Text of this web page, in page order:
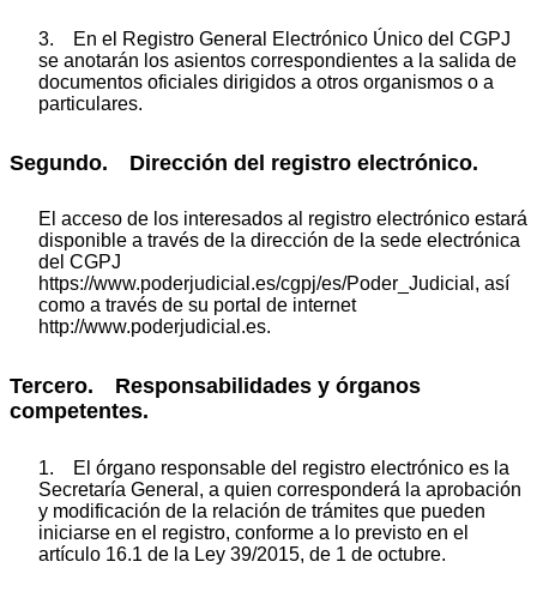
3. En el Registro General Electrónico Único del CGPJ
se anotarán los asientos correspondientes a la salida de
documentos oficiales dirigidos a otros organismos o a
particulares.
Segundo. Dirección del registro electrónico.
El acceso de los interesados al registro electrónico estará
disponible a través de la dirección de la sede electrónica
del CGPJ
https://www.poderjudicial.es/cgpj/es/Poder_Judicial, así
como a través de su portal de internet
http://www.poderjudicial.es.
Tercero. Responsabilidades y órganos
competentes.
1. El órgano responsable del registro electrónico es la
Secretaría General, a quien corresponderá la aprobación
y modificación de la relación de trámites que pueden
iniciarse en el registro, conforme a lo previsto en el
artículo 16.1 de la Ley 39/2015, de 1 de octubre.